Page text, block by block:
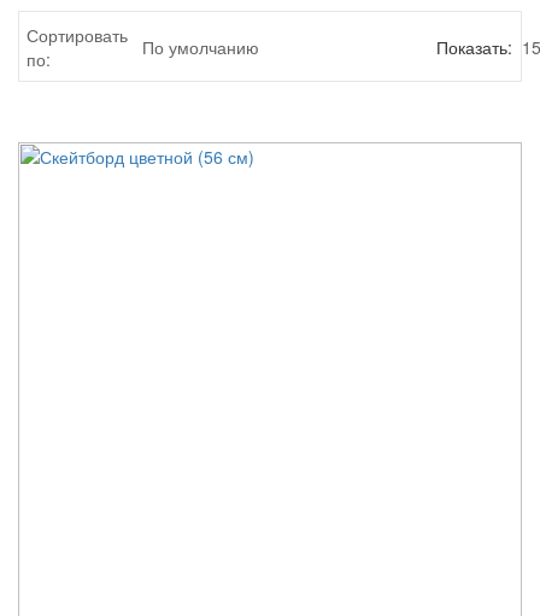
Сортировать
по:
Показать: